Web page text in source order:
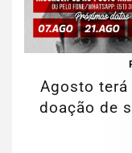
Agosto
doação de